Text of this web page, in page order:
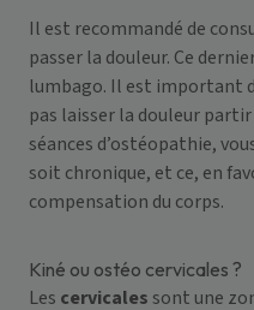
Il est recommandé de
passer la douleur. Ce
lumbago. Il est important
pas laisser la douleur
séances d’ostéopathie,
soit chronique, et ce, en
compensation du corps.
Kiné ou ostéo cervicales ?
Les cervicalessont une